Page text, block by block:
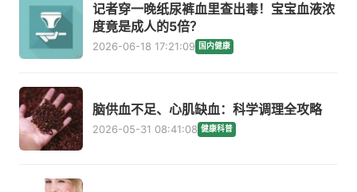
记者穿一晚纸尿裤血里查出毒！宝宝血液浓
度竟是成人的5倍？
2026-06-18 17:21:09 国内健康
脑供血不足、心肌缺血：科学调理全攻略
2026-05-31 08:41:08 健康科普